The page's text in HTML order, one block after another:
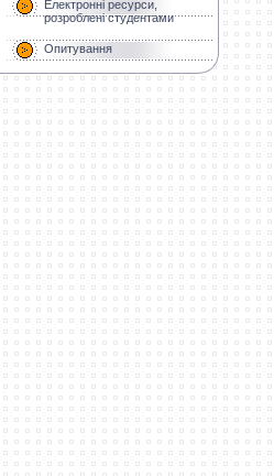
Електронні ресурси,
розроблені студентами
Опитування